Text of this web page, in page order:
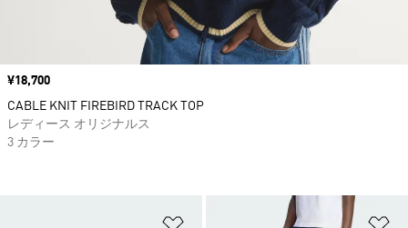
ほしいものリストに追加
価格
¥18,700
CABLE KNIT FIREBIRD TRACK TOP
レディース オリジナルス
3 カラー